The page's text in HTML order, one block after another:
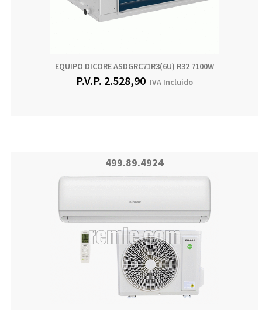
EQUIPO DICORE ASDGRC71R3(6U) R32 7100W
P.V.P. 2.528,90 IVA Incluido
499.89.4924